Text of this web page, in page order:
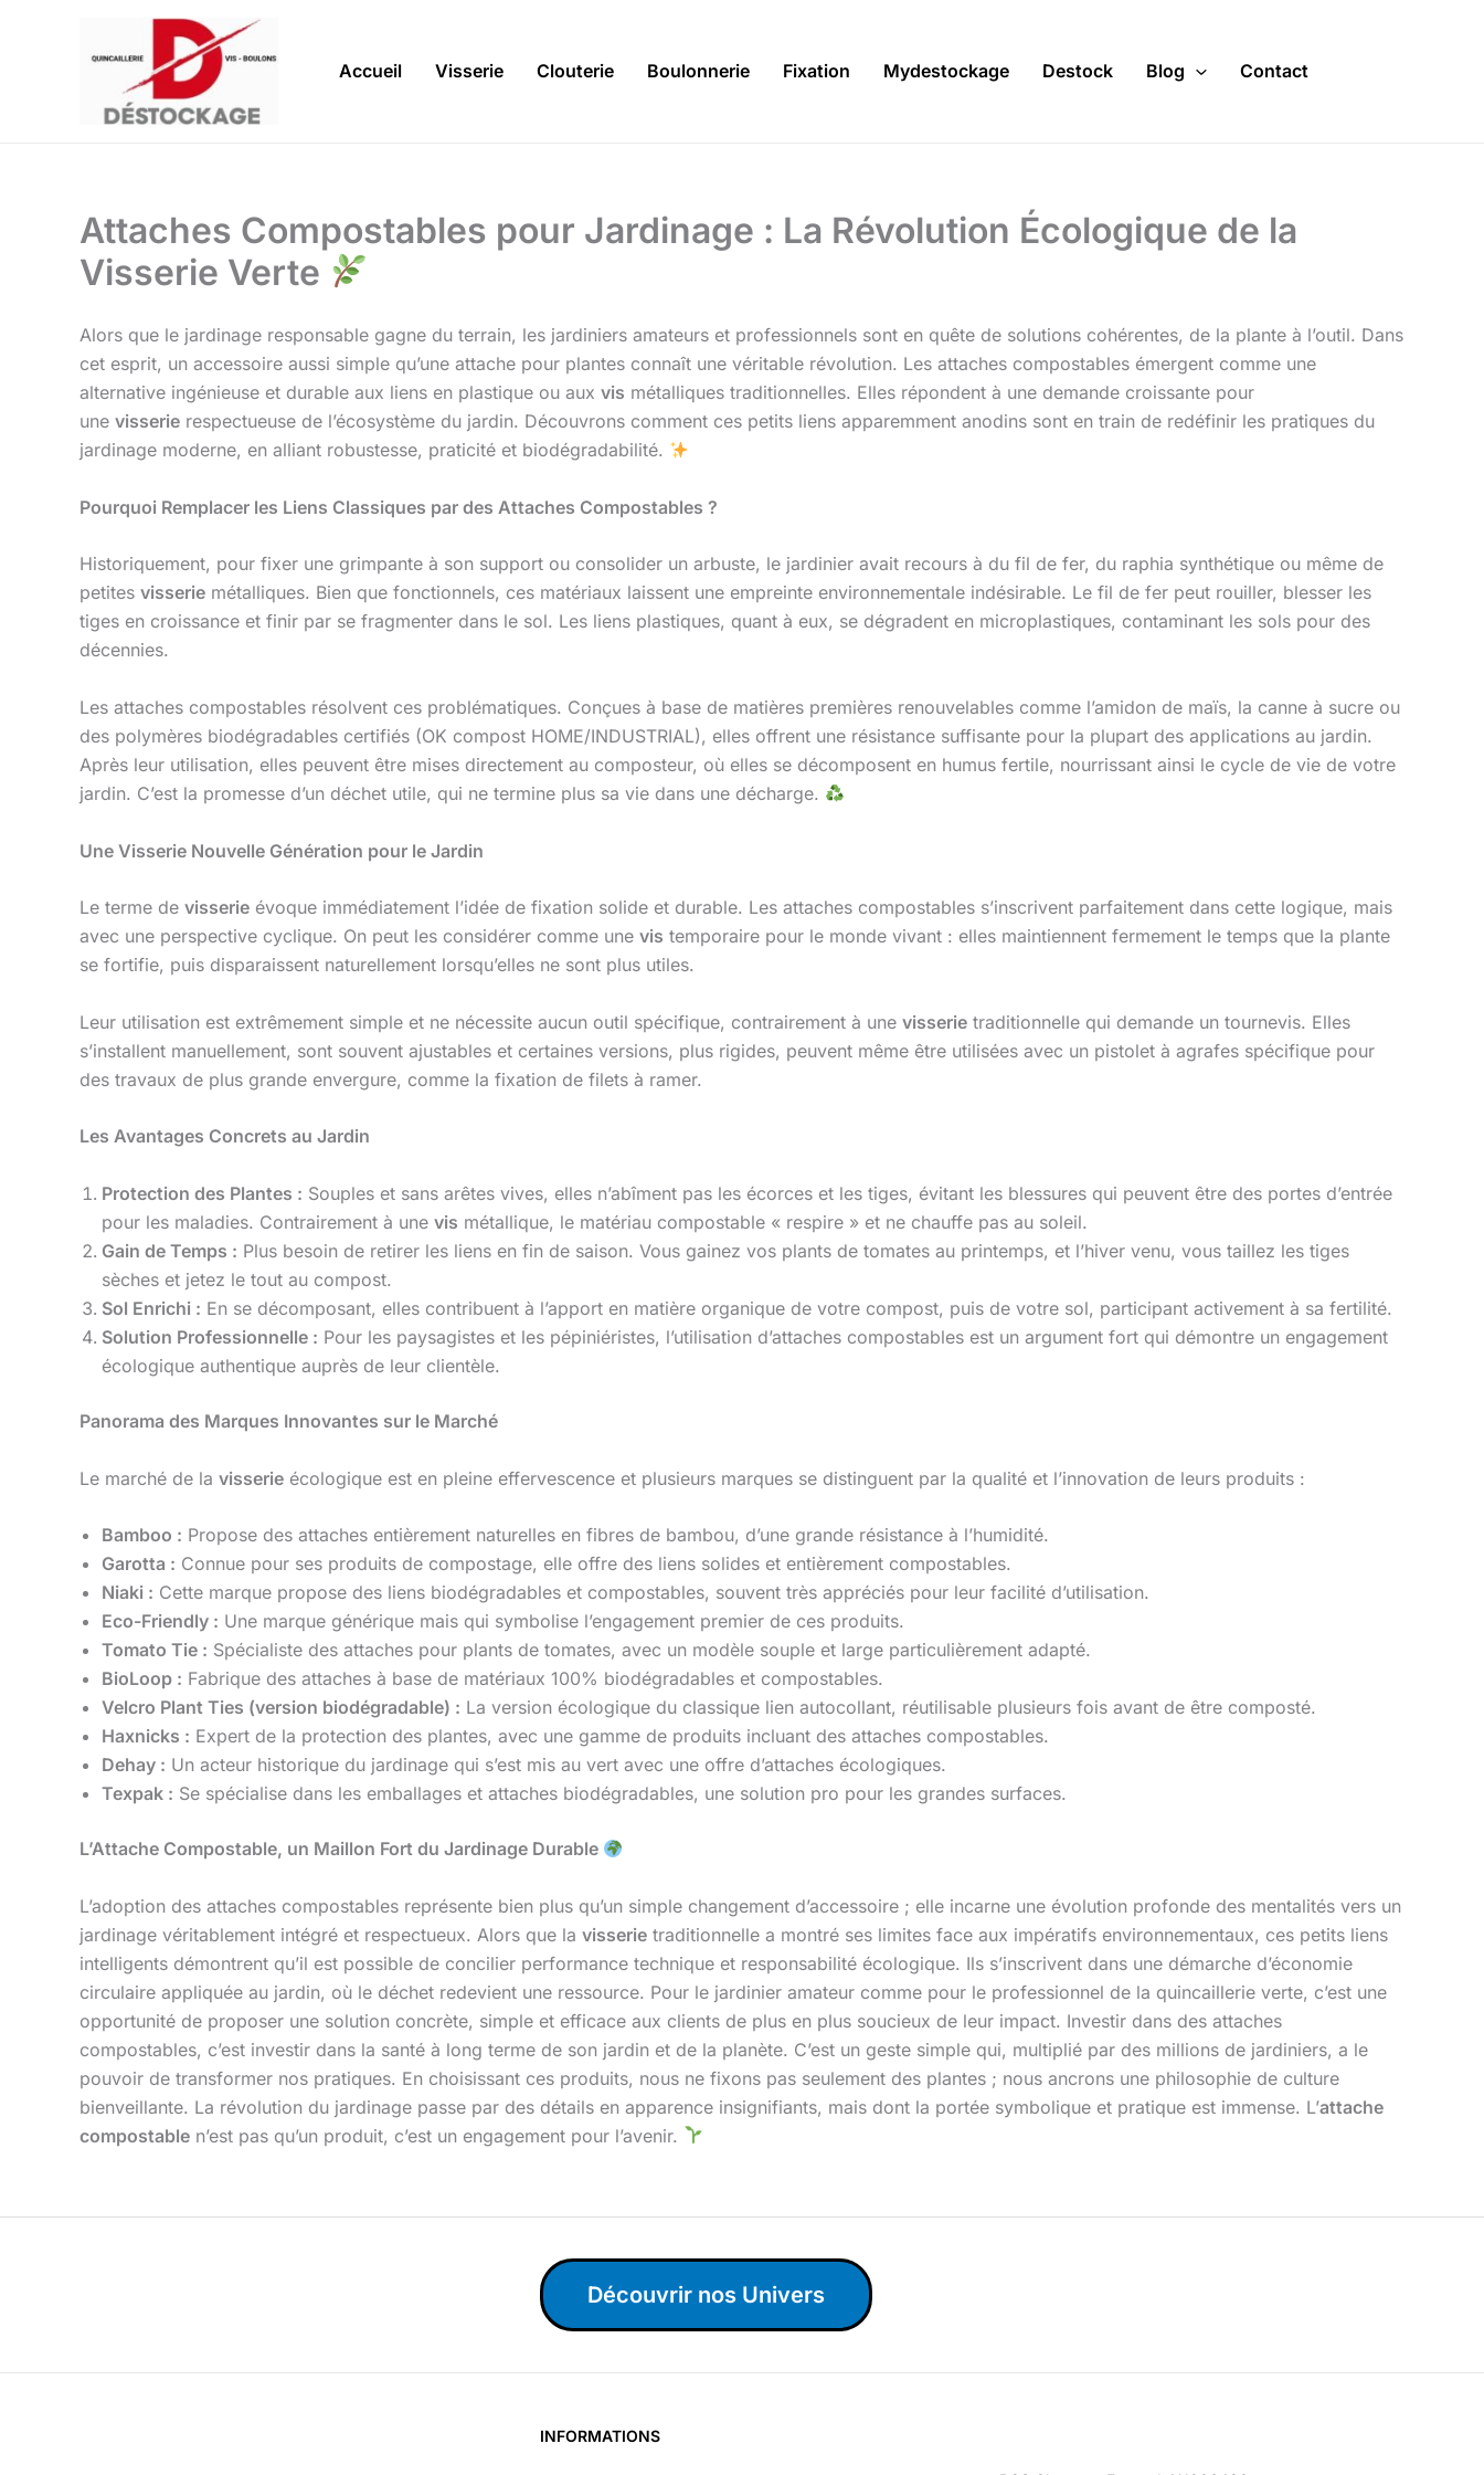
Accueil Visserie Clouterie Boulonnerie Fixation Mydestockage Destock Blog Contact
Attaches Compostables pour Jardinage : La Révolution Écologique de la
Visserie Verte
Alors que le jardinage responsable gagne du terrain, les jardiniers amateurs et professionnels sont en quête de solutions cohérentes, de la plante à l’outil. Dans
cet esprit, un accessoire aussi simple qu’une attache pour plantes connaît une véritable révolution. Les attaches compostables émergent comme une
alternative ingénieuse et durable aux liens en plastique ou aux vis métalliques traditionnelles. Elles répondent à une demande croissante pour
une visserie respectueuse de l’écosystème du jardin. Découvrons comment ces petits liens apparemment anodins sont en train de redéfinir les pratiques du
jardinage moderne, en alliant robustesse, praticité et biodégradabilité.
Pourquoi Remplacer les Liens Classiques par des Attaches Compostables ?
Historiquement, pour fixer une grimpante à son support ou consolider un arbuste, le jardinier avait recours à du fil de fer, du raphia synthétique ou même de
petites visserie métalliques. Bien que fonctionnels, ces matériaux laissent une empreinte environnementale indésirable. Le fil de fer peut rouiller, blesser les
tiges en croissance et finir par se fragmenter dans le sol. Les liens plastiques, quant à eux, se dégradent en microplastiques, contaminant les sols pour des
décennies.
Les attaches compostables résolvent ces problématiques. Conçues à base de matières premières renouvelables comme l’amidon de maïs, la canne à sucre ou
des polymères biodégradables certifiés (OK compost HOME/INDUSTRIAL), elles offrent une résistance suffisante pour la plupart des applications au jardin.
Après leur utilisation, elles peuvent être mises directement au composteur, où elles se décomposent en humus fertile, nourrissant ainsi le cycle de vie de votre
jardin. C’est la promesse d’un déchet utile, qui ne termine plus sa vie dans une décharge.
Une Visserie Nouvelle Génération pour le Jardin
Le terme de visserie évoque immédiatement l’idée de fixation solide et durable. Les attaches compostables s’inscrivent parfaitement dans cette logique, mais
avec une perspective cyclique. On peut les considérer comme une vis temporaire pour le monde vivant : elles maintiennent fermement le temps que la plante
se fortifie, puis disparaissent naturellement lorsqu’elles ne sont plus utiles.
Leur utilisation est extrêmement simple et ne nécessite aucun outil spécifique, contrairement à une visserie traditionnelle qui demande un tournevis. Elles
s’installent manuellement, sont souvent ajustables et certaines versions, plus rigides, peuvent même être utilisées avec un pistolet à agrafes spécifique pour
des travaux de plus grande envergure, comme la fixation de filets à ramer.
Les Avantages Concrets au Jardin
Protection des Plantes : Souples et sans arêtes vives, elles n’abîment pas les écorces et les tiges, évitant les blessures qui peuvent être des portes d’entrée
pour les maladies. Contrairement à une vis métallique, le matériau compostable « respire » et ne chauffe pas au soleil.
Gain de Temps : Plus besoin de retirer les liens en fin de saison. Vous gainez vos plants de tomates au printemps, et l’hiver venu, vous taillez les tiges
sèches et jetez le tout au compost.
Sol Enrichi : En se décomposant, elles contribuent à l’apport en matière organique de votre compost, puis de votre sol, participant activement à sa fertilité.
Solution Professionnelle : Pour les paysagistes et les pépiniéristes, l’utilisation d’attaches compostables est un argument fort qui démontre un engagement
écologique authentique auprès de leur clientèle.
Panorama des Marques Innovantes sur le Marché
Le marché de la visserie écologique est en pleine effervescence et plusieurs marques se distinguent par la qualité et l’innovation de leurs produits :
Bamboo : Propose des attaches entièrement naturelles en fibres de bambou, d’une grande résistance à l’humidité.
Garotta : Connue pour ses produits de compostage, elle offre des liens solides et entièrement compostables.
Niaki : Cette marque propose des liens biodégradables et compostables, souvent très appréciés pour leur facilité d’utilisation.
Eco-Friendly : Une marque générique mais qui symbolise l’engagement premier de ces produits.
Tomato Tie : Spécialiste des attaches pour plants de tomates, avec un modèle souple et large particulièrement adapté.
BioLoop : Fabrique des attaches à base de matériaux 100% biodégradables et compostables.
Velcro Plant Ties (version biodégradable) : La version écologique du classique lien autocollant, réutilisable plusieurs fois avant de être composté.
Haxnicks : Expert de la protection des plantes, avec une gamme de produits incluant des attaches compostables.
Dehay : Un acteur historique du jardinage qui s’est mis au vert avec une offre d’attaches écologiques.
Texpak : Se spécialise dans les emballages et attaches biodégradables, une solution pro pour les grandes surfaces.
L’Attache Compostable, un Maillon Fort du Jardinage Durable
L’adoption des attaches compostables représente bien plus qu’un simple changement d’accessoire ; elle incarne une évolution profonde des mentalités vers un
jardinage véritablement intégré et respectueux. Alors que la visserie traditionnelle a montré ses limites face aux impératifs environnementaux, ces petits liens
intelligents démontrent qu’il est possible de concilier performance technique et responsabilité écologique. Ils s’inscrivent dans une démarche d’économie
circulaire appliquée au jardin, où le déchet redevient une ressource. Pour le jardinier amateur comme pour le professionnel de la quincaillerie verte, c’est une
opportunité de proposer une solution concrète, simple et efficace aux clients de plus en plus soucieux de leur impact. Investir dans des attaches
compostables, c’est investir dans la santé à long terme de son jardin et de la planète. C’est un geste simple qui, multiplié par des millions de jardiniers, a le
pouvoir de transformer nos pratiques. En choisissant ces produits, nous ne fixons pas seulement des plantes ; nous ancrons une philosophie de culture
bienveillante. La révolution du jardinage passe par des détails en apparence insignifiants, mais dont la portée symbolique et pratique est immense. L’attache
compostable n’est pas qu’un produit, c’est un engagement pour l’avenir.
Découvrir nos Univers
INFORMATIONS